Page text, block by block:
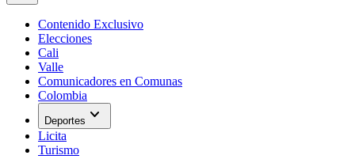
Contenido Exclusivo
Elecciones
Cali
Valle
Comunicadores en Comunas
Colombia
Deportes expand_more
Licita
Turismo